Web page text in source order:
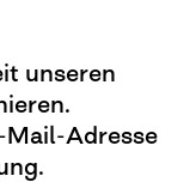
unseren
Mail-Adresse